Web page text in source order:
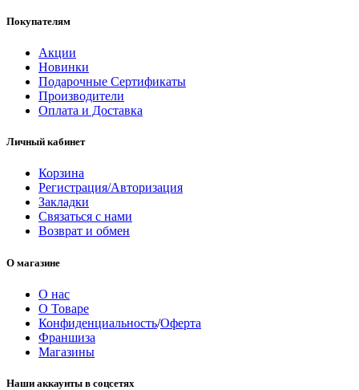
Покупателям
Акции
Новинки
Подарочные Сертификаты
Производители
Оплата и Доставка
Личный кабинет
Корзина
Регистрация/Авторизация
Закладки
Связаться с нами
Возврат и обмен
О магазине
О нас
О Товаре
Конфиденциальность/Оферта
Франшиза
Магазины
Наши аккаунты в соцсетях